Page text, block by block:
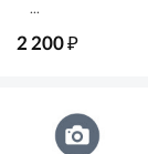
...
2 200₽